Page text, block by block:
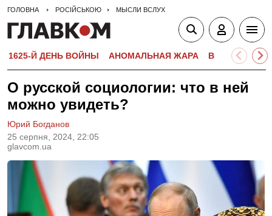
ГОЛОВНА РОСІЙСЬКОЮ МЫСЛИ ВСЛУХ
1625-Й ДЕНЬ ВОЙНЫ АНОМАЛЬНАЯ ЖАРА
О русской социологии: что в ней
можно увидеть?
25 серпня, 2024, 22:05
glavcom.ua
Юрий Богданов